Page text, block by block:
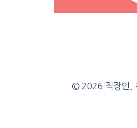
© 2026 직장인,